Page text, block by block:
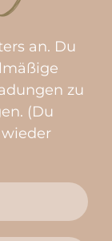
an. Du
zu
(Du